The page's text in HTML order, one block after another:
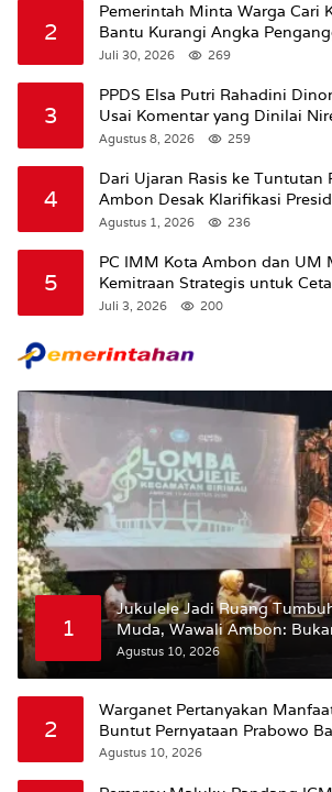
2
Pemerintah Minta Warga Cari
Bantu Kurangi Angka
Juli 30, 2026 269
3
PPDS Elsa Putri Rahadini
Usai Komentar yang Dinilai
BPJS
Agustus 8, 2026 259
4
Dari Ujaran Rasis ke Tuntutan
Ambon Desak Klarifikasi
Tunda Pengibaran Bendera
Agustus 1, 2026 236
5
PC IMM Kota Ambon dan UM
Kemitraan Strategis untuk
Bangsa “Membangun
Juli 3, 2026 200
1
Jukulele Jadi Ruang
Muda, Wawali Ambon:
Mencari Juara
Agustus 10, 2026
2
Warganet Pertanyakan
Buntut Pernyataan Prabowo
Bukan dari Sekolah
Agustus 10, 2026